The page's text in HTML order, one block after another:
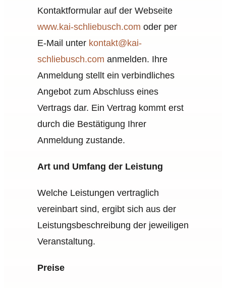
Kontaktformular auf der Webseite
www.kai-schliebusch.com oder per
E‑Mail unter kontakt@kai-
schliebusch.com anmelden. Ihre
Anmeldung stellt ein verbindliches
Angebot zum Abschluss eines
Vertrags dar. Ein Vertrag kommt erst
durch die Bestätigung Ihrer
Anmeldung zustande.
Art und Umfang der Leistung
Welche Leistungen vertraglich
vereinbart sind, ergibt sich aus der
Leistungsbeschreibung der jeweiligen
Veranstaltung.
Preise